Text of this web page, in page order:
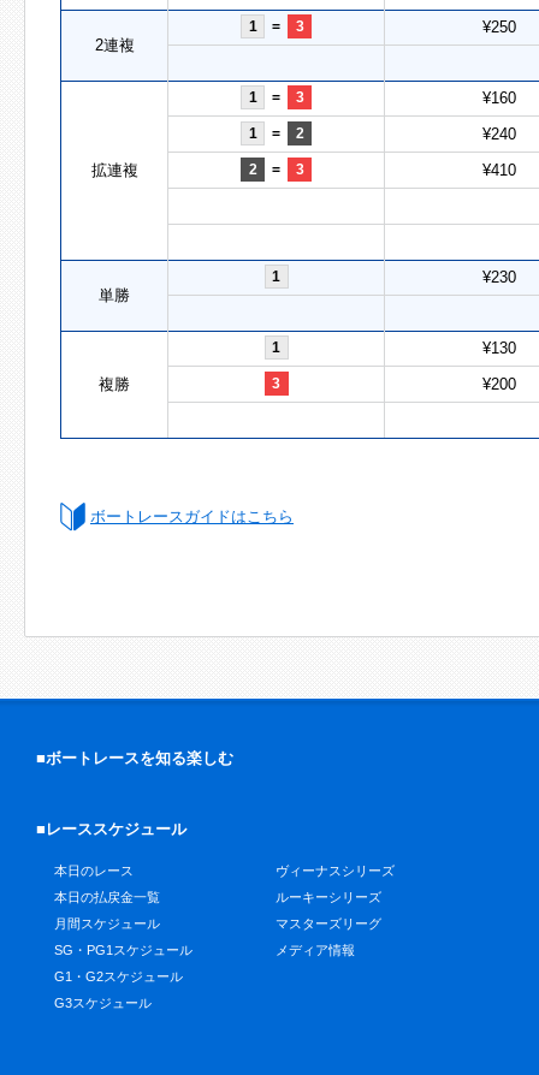
2連複
1 = 3 ¥250
拡連複
1 = 3 ¥160
1 = 2 ¥240
2 = 3 ¥410
単勝
1 ¥230
複勝
1 ¥130
3 ¥200
ボートレースガイドはこちら
■ボートレースを知る楽しむ
■レーススケジュール
本日のレース
本日の払戻金一覧
月間スケジュール
SG・PG1スケジュール
G1・G2スケジュール
G3スケジュール
ヴィーナスシリーズ
ルーキーシリーズ
マスターズリーグ
メディア情報